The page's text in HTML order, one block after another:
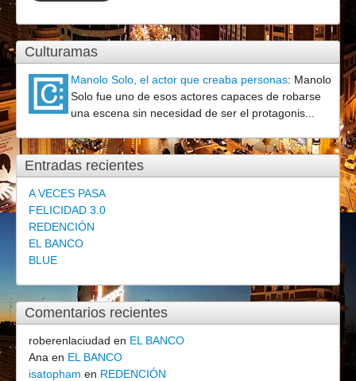
Culturamas
Manolo Solo, el actor que creaba personas: Manolo
Solo fue uno de esos actores capaces de robarse
una escena sin necesidad de ser el protagonis...
Entradas recientes
A VECES PASA
FELICIDAD 3.0
REDENCIÓN
EL BANCO
BLUE
Comentarios recientes
roberenlaciudad en EL BANCO
Ana en EL BANCO
isatopham en REDENCIÓN